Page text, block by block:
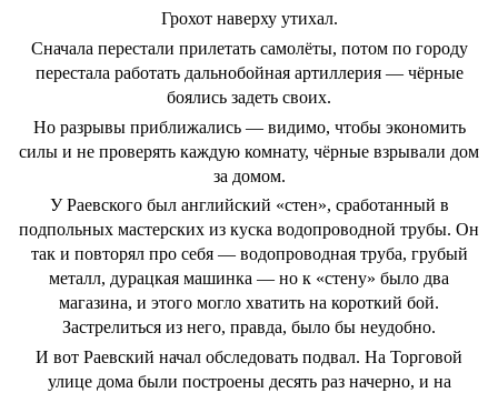
Грохот наверху утихал.
Сначала перестали прилетать самолёты, потом по городу
перестала работать дальнобойная артиллерия — чёрные
боялись задеть своих.
Но разрывы приближались — видимо, чтобы экономить
силы и не проверять каждую комнату, чёрные взрывали дом
за домом.
У Раевского был английский «стен», сработанный в
подпольных мастерских из куска водопроводной трубы. Он
так и повторял про себя — водопроводная труба, грубый
металл, дурацкая машинка — но к «стену» было два
магазина, и этого могло хватить на короткий бой.
Застрелиться из него, правда, было бы неудобно.
И вот Раевский начал обследовать подвал. На Торговой
улице дома были построены десять раз начерно, и на